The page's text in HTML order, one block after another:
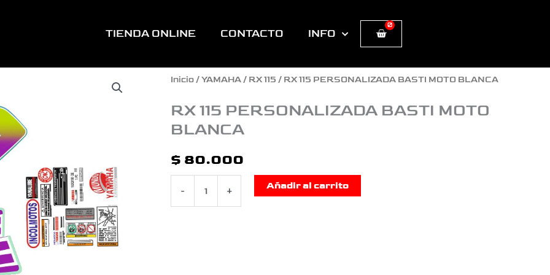
TIENDA ONLINE CONTACTO INFO
0
Cart
Inicio/YAMAHA/ RX 115 / RX 115 PERSONALIZADA BASTI MOTO BLANCA
RX 115 PERSONALIZADA BASTI MOTO
BLANCA
$ 80.000
-
RX
115
PERSONALIZADA
BASTI
BLANCA
+ Añadir al carrito